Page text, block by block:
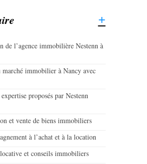
de l’agence immobilière Nestenn à
marché immobilier à Nancy avec
proposés par Nestenn
et vente de biens immobiliers
à l’achat et à la location
et conseils immobiliers